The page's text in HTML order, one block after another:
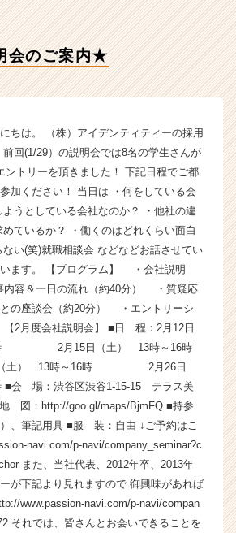
チ
ャ
成
企
業
か
ら
カ
ウ
ト
が
届
く
就
イ
ト
チ
キ
ャ
ア
（C
h
会のご案内★
ちは。 （株）アイデンティティーの採用
回(1/29）の説明会では8名の学生さんが
ントリーを頂きました！ 下記日程でご都
加ください！ 当日は ・何をしている会
うとしている会社なのか？ ・他社の違
ているか？ ・働くのはどれくらい面白
い(笑)就職相談会 などなどお話させてい
ます。 【プログラム】 ・会社説明
内容＆一日の流れ（約40分） ・質疑応
の座談会（約20分） ・エントリーシ
【2月度会社説明会】 ■日 程：2月12日
時 2月15日（土） 13時～16時
） 13時～16時 2月26日
■会 場：渋谷区渋谷1-15-15 テラス美
図：http://goo.gl/maps/BjmFQ ■持参
、筆記用具 ■服 装：自由 ↓ご予約はこ
navi.com/p-navi/company_seminar?c
また、当社代表、2012年卒、2013年
が下記より見れますので 御興味があれば
www.passion-navi.com/p-navi/compan
それでは、皆さんとお会いできることを